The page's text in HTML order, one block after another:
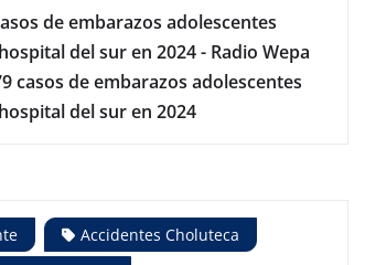
de embarazos adolescentes
del sur en 2024 - Radio Wepa
casos de embarazos adolescentes
del sur en 2024
Accidentes Choluteca